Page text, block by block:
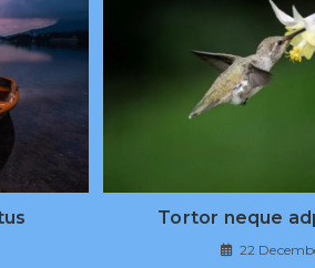
Tortor neque
22